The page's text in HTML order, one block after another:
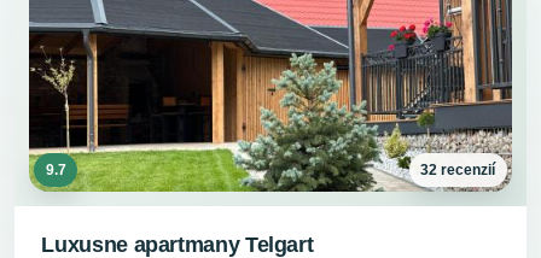
9.7 32 recenzií
Luxusne apartmany Telgart